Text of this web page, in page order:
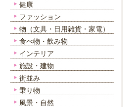
健康
ファッション
物（文具・日用雑貨・家電）
食べ物・飲み物
インテリア
施設・建物
街並み
乗り物
風景・自然